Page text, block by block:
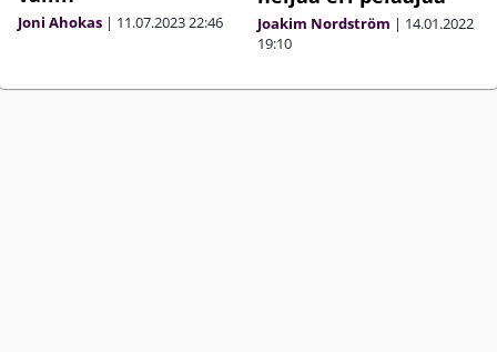
Joni Ahokas | 11.07.202322:46 Joakim Nordström | 14.01.2022
19:10